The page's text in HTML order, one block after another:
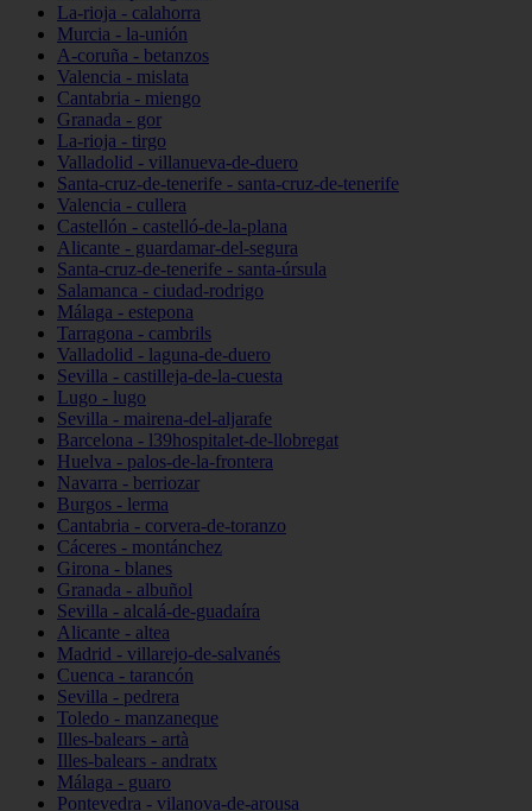
La-rioja - calahorra
Murcia - la-unión
A-coruña - betanzos
Valencia - mislata
Cantabria - miengo
Granada - gor
La-rioja - tirgo
Valladolid - villanueva-de-duero
Santa-cruz-de-tenerife - santa-cruz-de-tenerife
Valencia - cullera
Castellón - castelló-de-la-plana
Alicante - guardamar-del-segura
Santa-cruz-de-tenerife - santa-úrsula
Salamanca - ciudad-rodrigo
Málaga - estepona
Tarragona - cambrils
Valladolid - laguna-de-duero
Sevilla - castilleja-de-la-cuesta
Lugo - lugo
Sevilla - mairena-del-aljarafe
Barcelona - l39hospitalet-de-llobregat
Huelva - palos-de-la-frontera
Navarra - berriozar
Burgos - lerma
Cantabria - corvera-de-toranzo
Cáceres - montánchez
Girona - blanes
Granada - albuñol
Sevilla - alcalá-de-guadaíra
Alicante - altea
Madrid - villarejo-de-salvanés
Cuenca - tarancón
Sevilla - pedrera
Toledo - manzaneque
Illes-balears - artà
Illes-balears - andratx
Málaga - guaro
Pontevedra - vilanova-de-arousa